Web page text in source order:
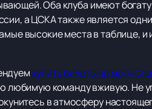
Оба клуба имеют
а ЦСКА также является
высокие места в таблице,
купить билеты на матч
любимую команду вживую. Не
в атмосферу